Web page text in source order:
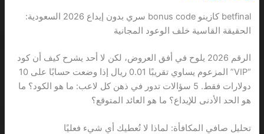
betfinal كازينو bonus code سري بدون إيداع 2026 السعودية:
الحقيقة القاسية خلف الوعود المجانية
الرقم 2026 يلوح في أفق العروض، لكن لا أحد يشرح كيف أن كود
“VIP” المزعوم يساوي تقريبًا 0.01 ريال إذا وضعت حسابًا على 10
دولارات فقط. 5 سؤالات تدور في ذهن كل لاعب: ما هو الكود؟ ما
هو الحد الأدنى للإيداع؟ ما هو العائد المتوقع؟
تحليل صافي المكافأة: لماذا لا تُعطيك أي شيء فعليًا